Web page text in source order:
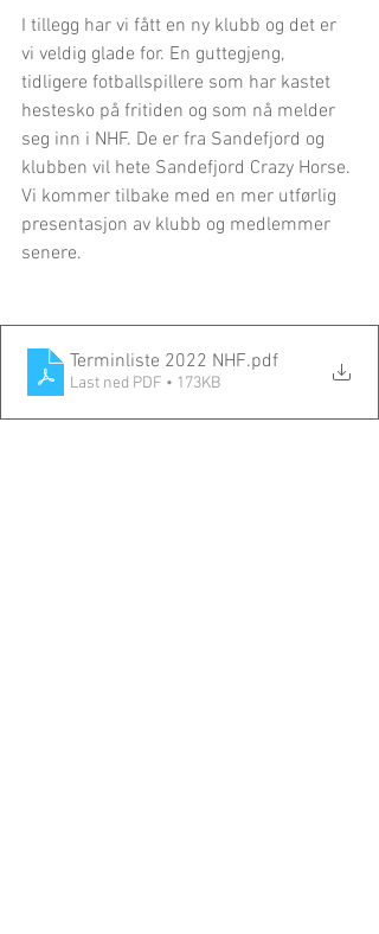
I tillegg har vi fått en ny klubb og det er
vi veldig glade for. En guttegjeng,
tidligere fotballspillere som har kastet
hestesko på fritiden og som nå melder
seg inn i NHF. De er fra Sandefjord og
klubben vil hete Sandefjord Crazy Horse.
Vi kommer tilbake med en mer utførlig
presentasjon av klubb og medlemmer
senere.
Terminliste 2022 NHF.pdf
Last ned PDF • 173KB